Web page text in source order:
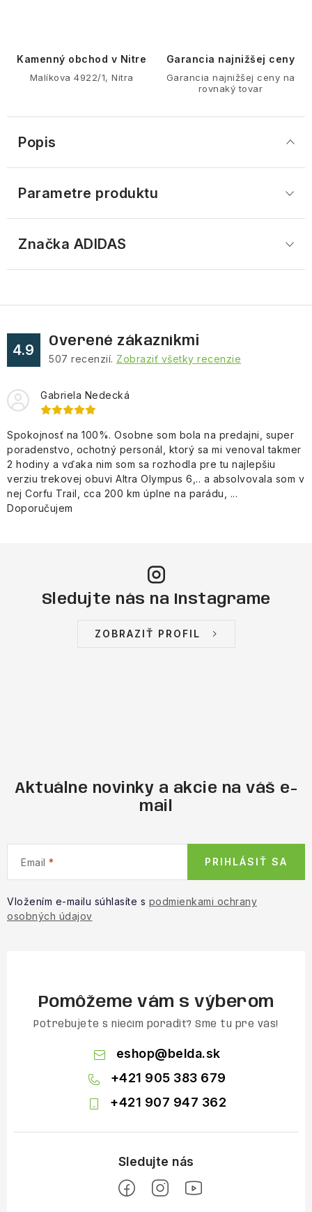
Kamenný obchod v Nitre
Malíkova 4922/1, Nitra
Garancia najnižšej ceny
Garancia najnižšej ceny na
rovnaký tovar
Popis
Parametre produktu
Značka ADIDAS
4.9
Overené zákazníkmi
507 recenzií. Zobraziť všetky recenzie
Gabriela Nedecká
Spokojnosť na 100%. Osobne som bola na predajni, super
poradenstvo, ochotný personál, ktorý sa mi venoval takmer
2 hodiny a vďaka nim som sa rozhodla pre tu najlepšiu
verziu trekovej obuvi Altra Olympus 6,.. a absolvovala som v
nej Corfu Trail, cca 200 km úplne na parádu, ...
Doporučujem
Sledujte nás na Instagrame
ZOBRAZIŤ PROFIL
Aktuálne novinky a akcie na váš e-
mail
Email
Vložením e-mailu súhlasíte s podmienkami ochrany
osobných údajov
PRIHLÁSIŤ SA
Pomôžeme vám s výberom
Potrebujete s niečím poradiť? Sme tu pre vás!
eshop@belda.sk
+421 905 383 679
+421 907 947 362